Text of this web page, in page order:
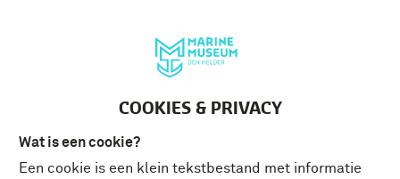
COOKIES & PRIVACY
Wat is een cookie?
Een cookie is een klein tekstbestand met informatie